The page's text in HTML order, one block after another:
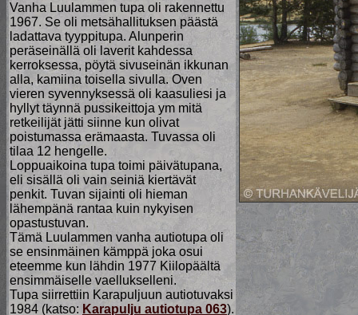
Vanha Luulammen tupa oli rakennettu
1967. Se oli metsähallituksen päästä
ladattava tyyppitupa. Alunperin
peräseinällä oli laverit kahdessa
kerroksessa, pöytä sivuseinän ikkunan
alla, kamiina toisella sivulla. Oven
vieren syvennyksessä oli kaasuliesi ja
hyllyt täynnä pussikeittoja ym mitä
retkeilijät jätti siinne kun olivat
poistumassa erämaasta. Tuvassa oli
tilaa 12 hengelle.
Loppuaikoina tupa toimi päivätupana,
eli sisällä oli vain seiniä kiertävät
penkit. Tuvan sijainti oli hieman
lähempänä rantaa kuin nykyisen
opastustuvan.
Tämä Luulammen vanha autiotupa oli
se ensinmäinen kämppä joka osui
eteemme kun lähdin 1977 Kiilopäältä
ensimmäiselle vaellukselleni.
Tupa siirrettiin Karapuljuun autiotuvaksi
1984 (katso: Karapulju autiotupa 063).